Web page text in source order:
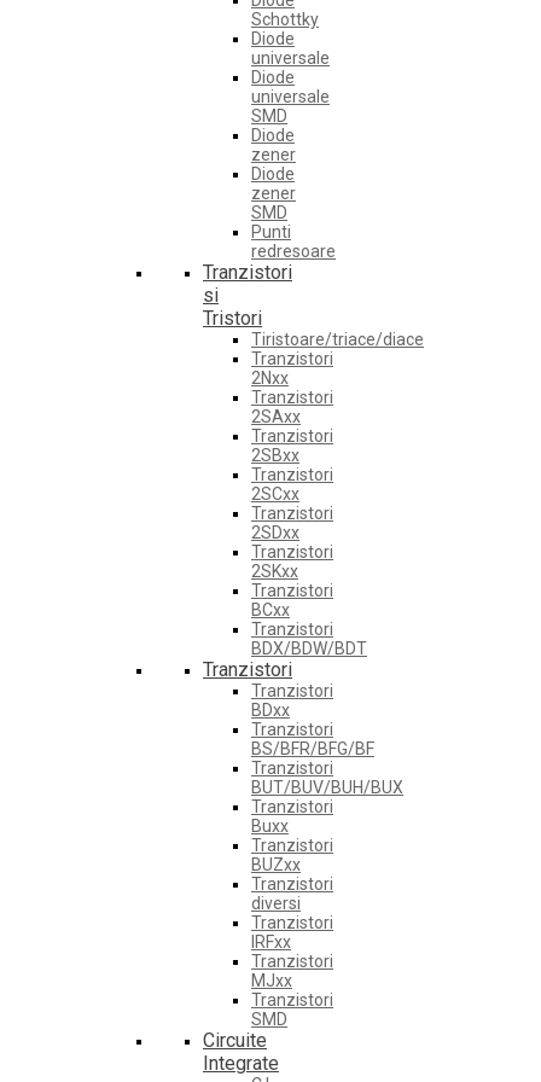
Schottky
Diode
universale
Diode
universale
SMD
Diode
zener
Diode
zener
SMD
Punti
redresoare
Tranzistori
si
Tristori
Tiristoare/triace/diace
Tranzistori
2Nxx
Tranzistori
2SAxx
Tranzistori
2SBxx
Tranzistori
2SCxx
Tranzistori
2SDxx
Tranzistori
2SKxx
Tranzistori
BCxx
Tranzistori
BDX/BDW/BDT
Tranzistori
Tranzistori
BDxx
Tranzistori
BS/BFR/BFG/BF
Tranzistori
BUT/BUV/BUH/BUX
Tranzistori
Buxx
Tranzistori
BUZxx
Tranzistori
diversi
Tranzistori
IRFxx
Tranzistori
MJxx
Tranzistori
SMD
Circuite
Integrate